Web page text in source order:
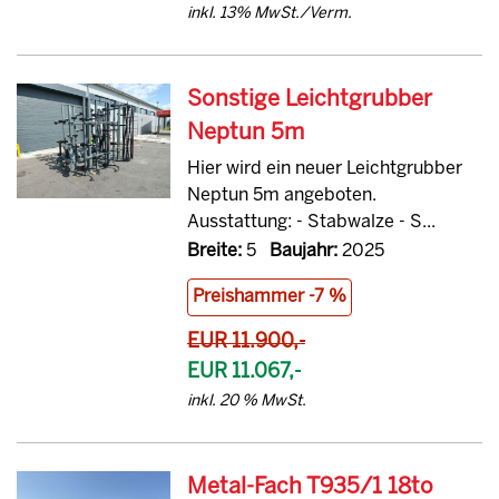
inkl. 13% MwSt./Verm.
Sonstige Leichtgrubber
Neptun 5m
Hier wird ein neuer Leichtgrubber
Neptun 5m angeboten.
Ausstattung: - Stabwalze - S...
Breite:5 Baujahr:2025
Preishammer -7 %
EUR 11.900,-
EUR 11.067,-
inkl. 20 % MwSt.
Metal-Fach T935/1 18to